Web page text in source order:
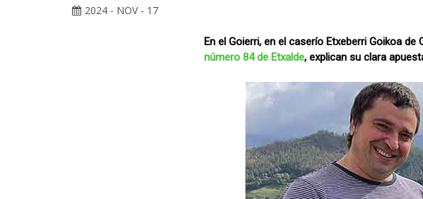
2024 - NOV - 17
En el Goierri, en el caserío Etxeberri Goikoa
número 84 de Etxalde, explican su clara